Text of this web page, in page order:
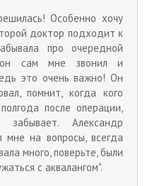
Особенно хочу
доктор подходит к
про очередной
он сам мне звонил и
это очень важно! Он
помнит, когда кого
после операции,
Александр
мне на вопросы, всегда
много, поверьте, были
с аквалангом".